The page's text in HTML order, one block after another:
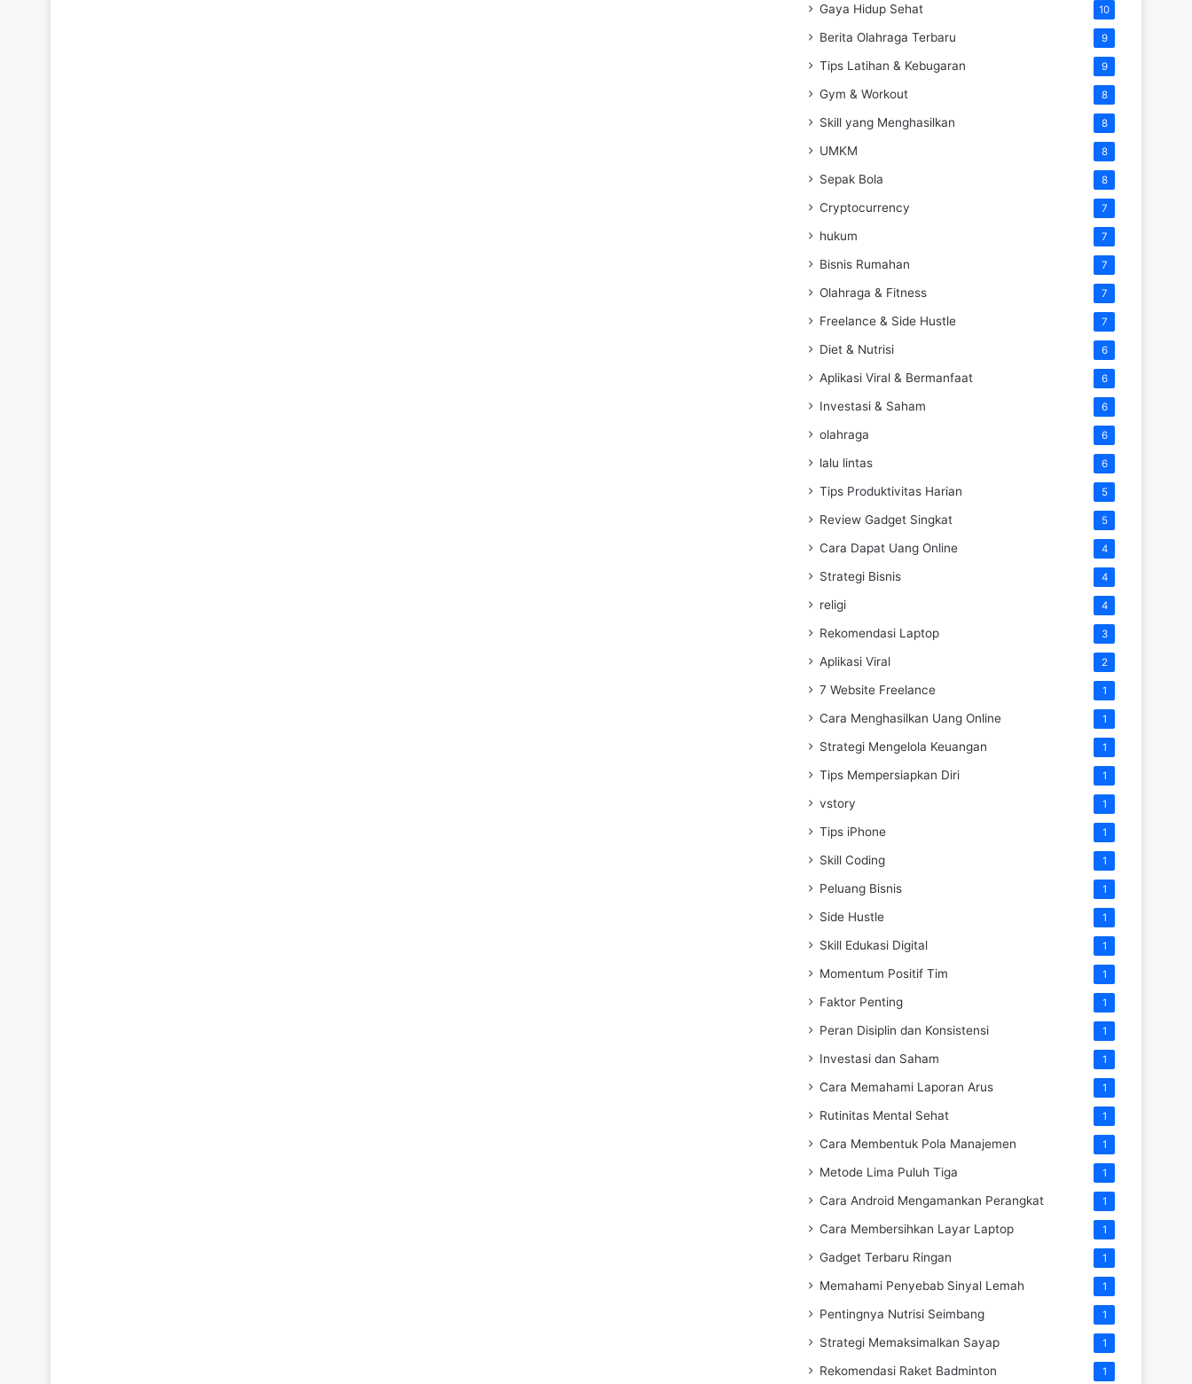
Gaya Hidup Sehat 10
Berita Olahraga Terbaru 9
Tips Latihan & Kebugaran 9
Gym & Workout 8
Skill yang Menghasilkan 8
UMKM 8
Sepak Bola 8
Cryptocurrency 7
hukum 7
Bisnis Rumahan 7
Olahraga & Fitness 7
Freelance & Side Hustle 7
Diet & Nutrisi 6
Aplikasi Viral & Bermanfaat 6
Investasi & Saham 6
olahraga 6
lalu lintas 6
Tips Produktivitas Harian 5
Review Gadget Singkat 5
Cara Dapat Uang Online 4
Strategi Bisnis 4
religi 4
Rekomendasi Laptop 3
Aplikasi Viral 2
7 Website Freelance 1
Cara Menghasilkan Uang Online 1
Strategi Mengelola Keuangan 1
Tips Mempersiapkan Diri 1
vstory 1
Tips iPhone 1
Skill Coding 1
Peluang Bisnis 1
Side Hustle 1
Skill Edukasi Digital 1
Momentum Positif Tim 1
Faktor Penting 1
Peran Disiplin dan Konsistensi 1
Investasi dan Saham 1
Cara Memahami Laporan Arus 1
Rutinitas Mental Sehat 1
Cara Membentuk Pola Manajemen 1
Metode Lima Puluh Tiga 1
Cara Android Mengamankan Perangkat 1
Cara Membersihkan Layar Laptop 1
Gadget Terbaru Ringan 1
Memahami Penyebab Sinyal Lemah 1
Pentingnya Nutrisi Seimbang 1
Strategi Memaksimalkan Sayap 1
Rekomendasi Raket Badminton 1